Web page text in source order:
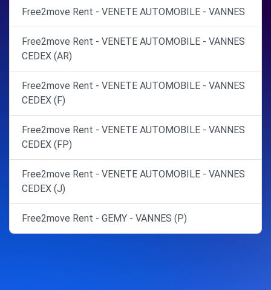
Free2move Rent - VENETE AUTOMOBILE - VANNES
Free2move Rent - VENETE AUTOMOBILE - VANNES
CEDEX (AR)
Free2move Rent - VENETE AUTOMOBILE - VANNES
CEDEX (F)
Free2move Rent - VENETE AUTOMOBILE - VANNES
CEDEX (FP)
Free2move Rent - VENETE AUTOMOBILE - VANNES
CEDEX (J)
Free2move Rent - GEMY - VANNES (P)